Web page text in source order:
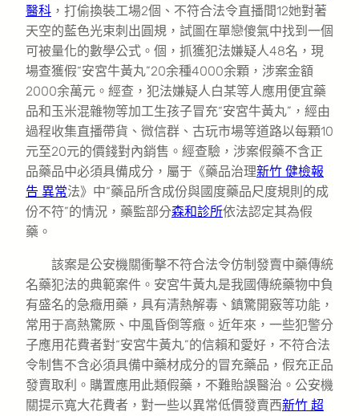
醫科 ，打偷換裝工場2個、不符合法令直播間12她對著
天空的藍色光束刺出圓規，試圖在單戀傻氣中找到一個
可被量化的數學公式。個，抓獲犯法嫌疑人48名，現
場查獲假“安宮牛黃丸”20余種4000余顆，涉案金額
2000余萬元。經查，犯法嫌疑人白某等人應用便宜藥
品和玉米混雜物等加工生孩子冒充“安宮牛黃丸”，經由
過程收集直播帶貨、微信群、古玩市場等道路以每顆10
元至20元的價錢對內銷售。經查驗，涉案假藥不含正
品藥品中必須具備成分，屬于《藥品治理新竹 健檢報
告 異常法》中“藥品所含成份與國度藥品尺度規則的成
份不符”的情況，藥監部分森和診所依法認定其為假
藥。
該案是公安機關衝擊不符合法令仿制發賣中藥傳統
名藥犯法的典範案件。安宮牛黃丸是我國傳統藥物中負
有盛名的急癥用藥，具有清熱解毒、鎮驚開竅等功能，
常用于高熱驚厥、中風昏倒等癥。近年來，一些犯警分
子應用花費者對“安宮牛黃丸”的信賴和愛好，不符合法
令制售不含必須具備中藥材成分的冒充藥品，假充正品
發賣取利。購置應用此類假藥，不難貽誤醫治。公安機
關提示寬大花費者，對一些以異常低價發賣西新竹 超